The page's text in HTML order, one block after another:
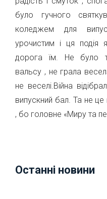
було гучного
коледжем для
урочистим і ця
дорога їм. Не було
вальсу , не грала
не веселі.Війна
випускний бал. Та не
, бо головне «Миру та
Останні новини